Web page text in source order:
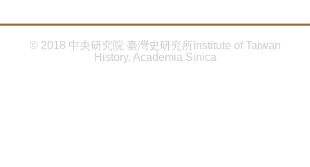
© 2018 中央研究院 臺灣史研究所Institute of Taiwan
History, Academia Sinica